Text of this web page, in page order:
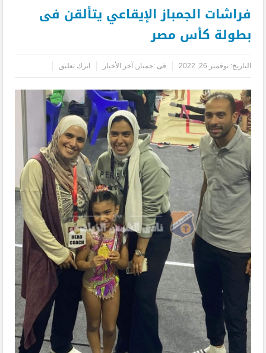
فراشات الجمباز الإيقاعي يتألقن فى
بطولة كأس مصر
التاريخ:نوفمبر 26, 2022 فى :جمباز, آخر الأخبار اترك تعليق